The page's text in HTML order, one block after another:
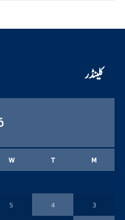
کلینڈر
M
T
W
3
4
5